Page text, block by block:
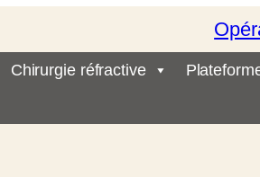
Chirurgie réfractive